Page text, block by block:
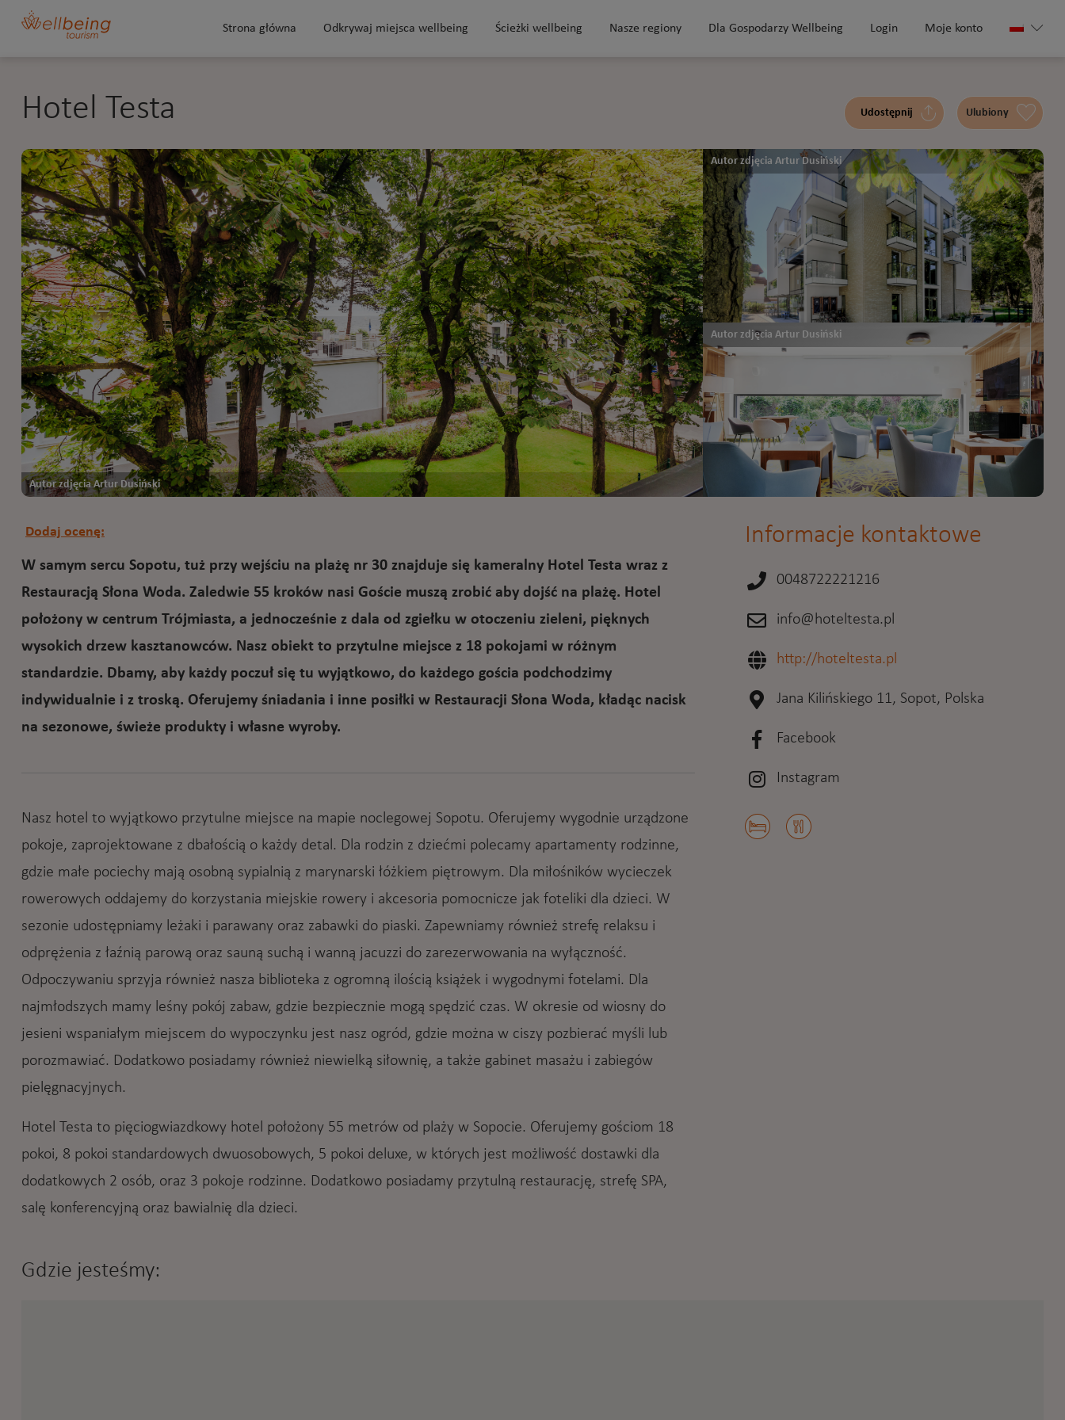
Strona główna Odkrywaj miejsca wellbeing Ścieżki wellbeing Nasze regiony Dla Gospodarzy Wellbeing Login Moje konto
Hotel Testa Udostępnij Ulubiony
Autor zdjęcia Artur Dusiński
Autor zdjęcia Artur Dusiński
Autor zdjęcia Artur Dusiński
Dodaj ocenę:
W samym sercu Sopotu, tuż przy wejściu na plażę nr 30 znajduje się kameralny Hotel Testa wraz z
Restauracją Słona Woda. Zaledwie 55 kroków nasi Goście muszą zrobić aby dojść na plażę. Hotel
położony w centrum Trójmiasta, a jednocześnie z dala od zgiełku w otoczeniu zieleni, pięknych
wysokich drzew kasztanowców. Nasz obiekt to przytulne miejsce z 18 pokojami w różnym
standardzie. Dbamy, aby każdy poczuł się tu wyjątkowo, do każdego gościa podchodzimy
indywidualnie i z troską. Oferujemy śniadania i inne posiłki w Restauracji Słona Woda, kładąc nacisk
na sezonowe, świeże produkty i własne wyroby.
Nasz hotel to wyjątkowo przytulne miejsce na mapie noclegowej Sopotu. Oferujemy wygodnie urządzone
pokoje, zaprojektowane z dbałością o każdy detal. Dla rodzin z dziećmi polecamy apartamenty rodzinne,
gdzie małe pociechy mają osobną sypialnią z marynarski łóżkiem piętrowym. Dla miłośników wycieczek
rowerowych oddajemy do korzystania miejskie rowery i akcesoria pomocnicze jak foteliki dla dzieci. W
sezonie udostępniamy leżaki i parawany oraz zabawki do piaski. Zapewniamy również strefę relaksu i
odprężenia z łaźnią parową oraz sauną suchą i wanną jacuzzi do zarezerwowania na wyłączność.
Odpoczywaniu sprzyja również nasza biblioteka z ogromną ilością książek i wygodnymi fotelami. Dla
najmłodszych mamy leśny pokój zabaw, gdzie bezpiecznie mogą spędzić czas. W okresie od wiosny do
jesieni wspaniałym miejscem do wypoczynku jest nasz ogród, gdzie można w ciszy pozbierać myśli lub
porozmawiać. Dodatkowo posiadamy również niewielką siłownię, a także gabinet masażu i zabiegów
pielęgnacyjnych.
Hotel Testa to pięciogwiazdkowy hotel położony 55 metrów od plaży w Sopocie. Oferujemy gościom 18
pokoi, 8 pokoi standardowych dwuosobowych, 5 pokoi deluxe, w których jest możliwość dostawki dla
dodatkowych 2 osób, oraz 3 pokoje rodzinne. Dodatkowo posiadamy przytulną restaurację, strefę SPA,
salę konferencyjną oraz bawialnię dla dzieci.
Informacje kontaktowe
0048722221216
info@hoteltesta.pl
http://hoteltesta.pl
Jana Kilińskiego 11, Sopot, Polska
Facebook
Instagram
Gdzie jesteśmy: